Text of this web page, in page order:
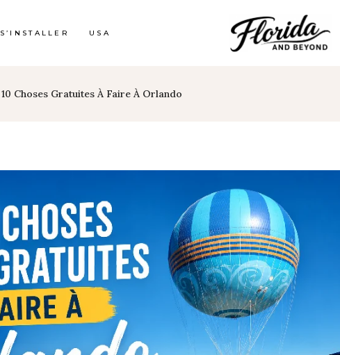
S’INSTALLER USA
10 Choses Gratuites À Faire À Orlando